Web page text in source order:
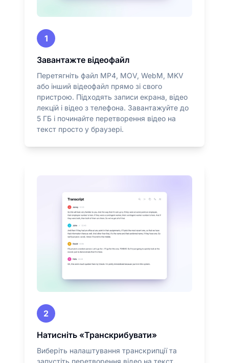
1
Завантажте відеофайл
Перетягніть файл MP4, MOV, WebM, MKV
або інший відеофайл прямо зі свого
пристрою. Підходять записи екрана, відео
лекцій і відео з телефона. Завантажуйте до
5 ГБ і починайте перетворення відео на
текст просто у браузері.
2
Натисніть «Транскрибувати»
Виберіть налаштування транскрипції та
запустіть перетворення відео на текст.